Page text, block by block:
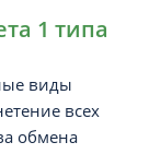
1 типа
виды
всех
обмена